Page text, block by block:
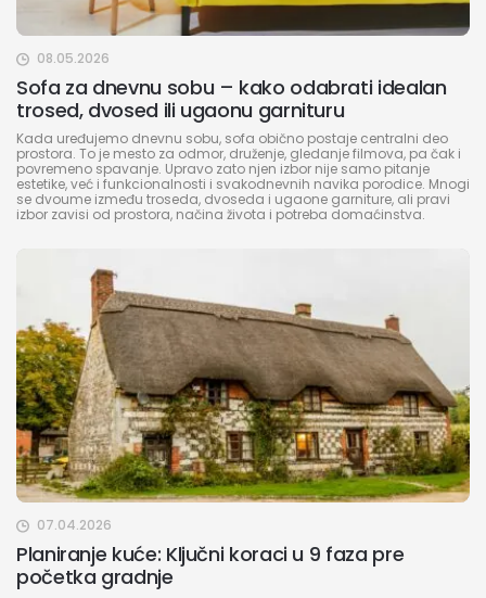
08.05.2026
Sofa za dnevnu sobu – kako odabrati idealan
trosed, dvosed ili ugaonu garnituru
Kada uređujemo dnevnu sobu, sofa obično postaje centralni deo
prostora. To je mesto za odmor, druženje, gledanje filmova, pa čak i
povremeno spavanje. Upravo zato njen izbor nije samo pitanje
estetike, već i funkcionalnosti i svakodnevnih navika porodice. Mnogi
se dvoume između troseda, dvoseda i ugaone garniture, ali pravi
izbor zavisi od prostora, načina života i potreba domaćinstva.
07.04.2026
Planiranje kuće: Ključni koraci u 9 faza pre
početka gradnje